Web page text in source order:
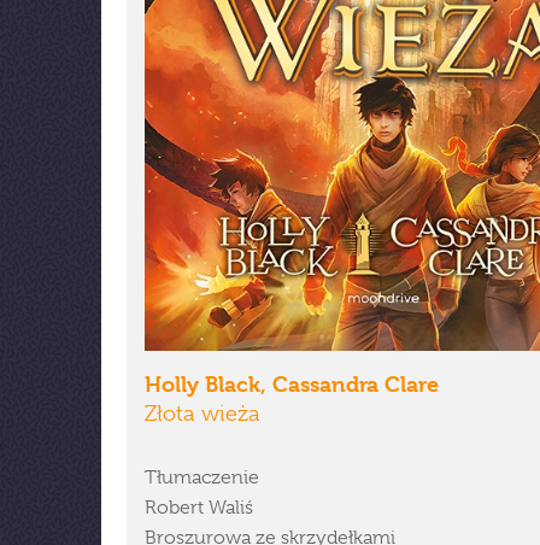
Holly Black, Cassandra Clare
Złota wieża
Tłumaczenie
Robert Waliś
Broszurowa ze skrzydełkami